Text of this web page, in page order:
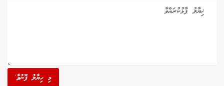
މި ހިޔާލު ފޮނުވާ'